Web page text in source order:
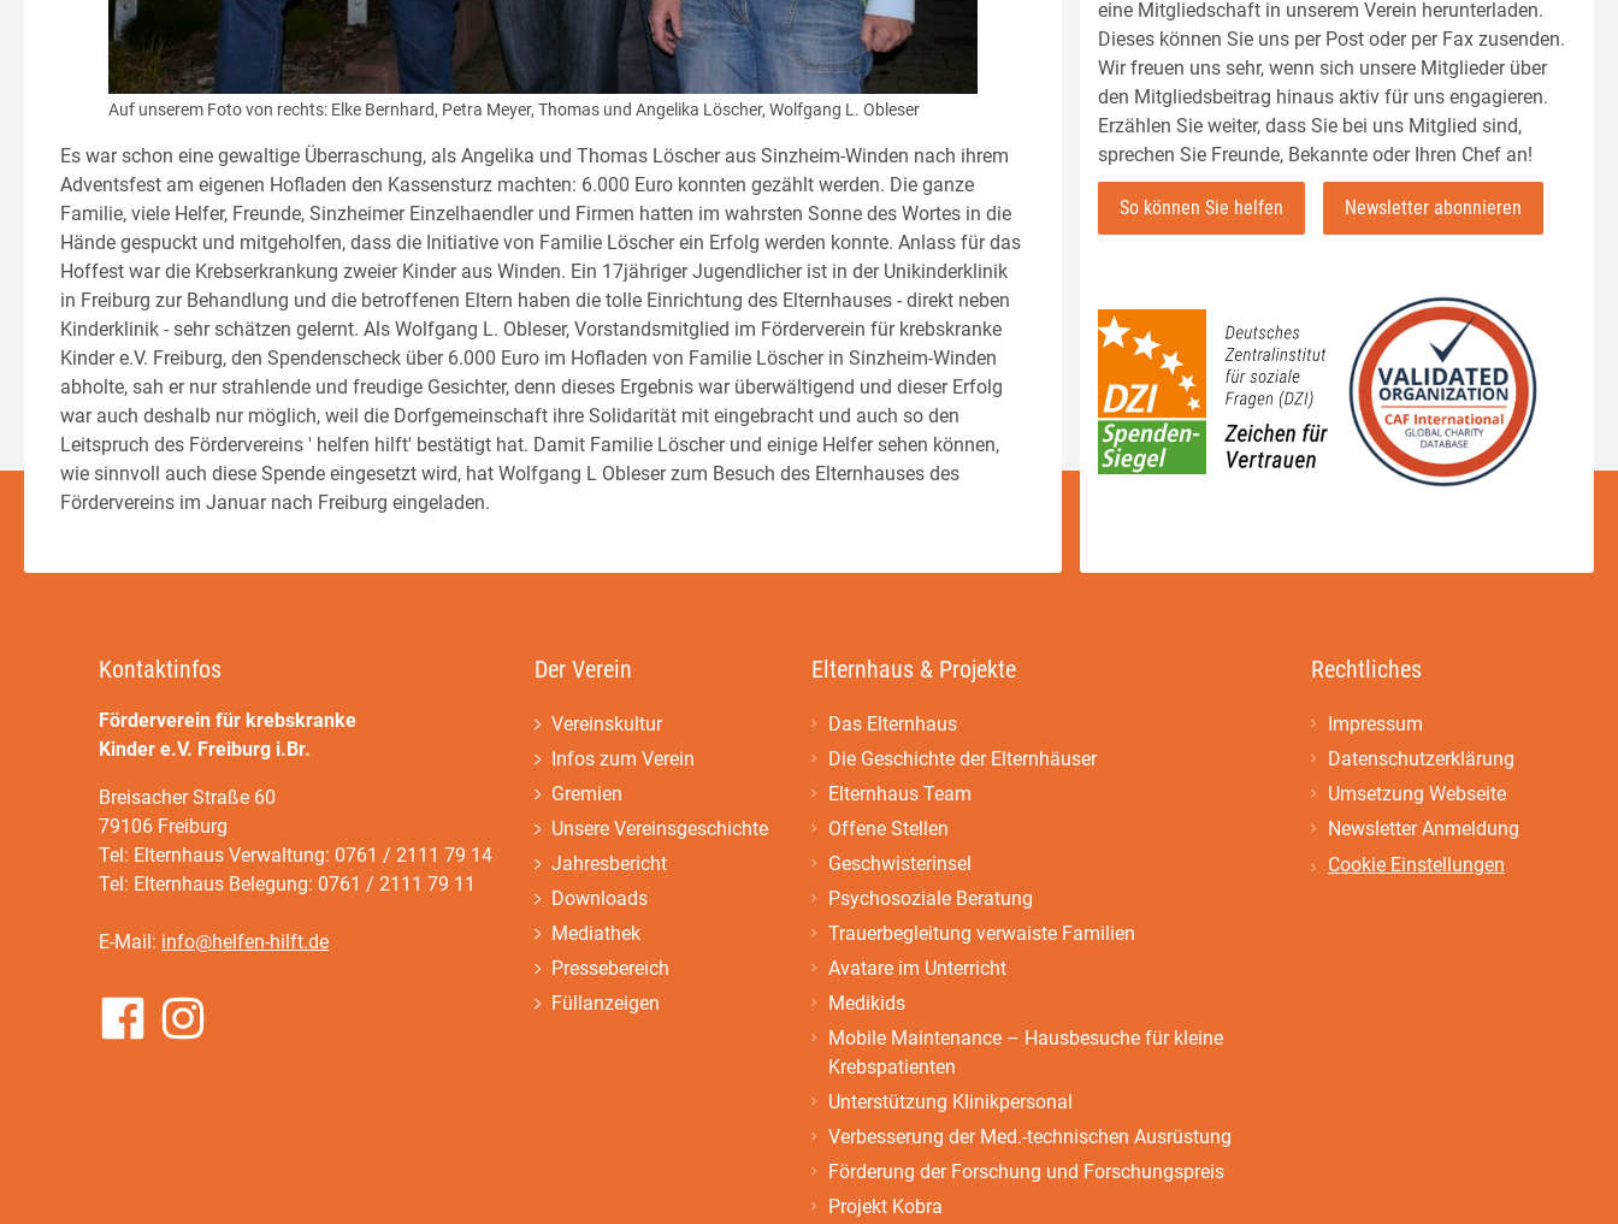
Auf unserem Foto von rechts: Elke Bernhard, Petra Meyer, Thomas und Angelika Löscher, Wolfgang L. Obleser
Es war schon eine gewaltige Überraschung, als Angelika und Thomas Löscher aus Sinzheim-Winden nach ihrem
Adventsfest am eigenen Hofladen den Kassensturz machten: 6.000 Euro konnten gezählt werden. Die ganze
Familie, viele Helfer, Freunde, Sinzheimer Einzelhaendler und Firmen hatten im wahrsten Sonne des Wortes in die
Hände gespuckt und mitgeholfen, dass die Initiative von Familie Löscher ein Erfolg werden konnte. Anlass für das
Hoffest war die Krebserkrankung zweier Kinder aus Winden. Ein 17jähriger Jugendlicher ist in der Unikinderklinik
in Freiburg zur Behandlung und die betroffenen Eltern haben die tolle Einrichtung des Elternhauses - direkt neben
Kinderklinik - sehr schätzen gelernt. Als Wolfgang L. Obleser, Vorstandsmitglied im Förderverein für krebskranke
Kinder e.V. Freiburg, den Spendenscheck über 6.000 Euro im Hofladen von Familie Löscher in Sinzheim-Winden
abholte, sah er nur strahlende und freudige Gesichter, denn dieses Ergebnis war überwältigend und dieser Erfolg
war auch deshalb nur möglich, weil die Dorfgemeinschaft ihre Solidarität mit eingebracht und auch so den
Leitspruch des Fördervereins ' helfen hilft' bestätigt hat. Damit Familie Löscher und einige Helfer sehen können,
wie sinnvoll auch diese Spende eingesetzt wird, hat Wolfgang L Obleser zum Besuch des Elternhauses des
Fördervereins im Januar nach Freiburg eingeladen.
eine Mitgliedschaft in unserem Verein herunterladen.
Dieses können Sie uns per Post oder per Fax zusenden.
Wir freuen uns sehr, wenn sich unsere Mitglieder über
den Mitgliedsbeitrag hinaus aktiv für uns engagieren.
Erzählen Sie weiter, dass Sie bei uns Mitglied sind,
sprechen Sie Freunde, Bekannte oder Ihren Chef an!
So können Sie helfen Newsletter abonnieren
Kontaktinfos
Förderverein für krebskranke
Kinder e.V. Freiburg i.Br.
Breisacher Straße 60
79106 Freiburg
Tel: Elternhaus Verwaltung: 0761 / 2111 79 14
Tel: Elternhaus Belegung: 0761 / 2111 79 11
E-Mail: info@helfen-hilft.de
Der Verein
Vereinskultur
Infos zum Verein
Gremien
Unsere Vereinsgeschichte
Jahresbericht
Downloads
Mediathek
Pressebereich
Füllanzeigen
Elternhaus & Projekte
Das Elternhaus
Die Geschichte der Elternhäuser
Elternhaus Team
Offene Stellen
Geschwisterinsel
Psychosoziale Beratung
Trauerbegleitung verwaiste Familien
Avatare im Unterricht
Medikids
Mobile Maintenance – Hausbesuche für kleine
Krebspatienten
Unterstützung Klinikpersonal
Verbesserung der Med.-technischen Ausrüstung
Förderung der Forschung und Forschungspreis
Projekt Kobra
Rechtliches
Impressum
Datenschutzerklärung
Umsetzung Webseite
Newsletter Anmeldung
Cookie Einstellungen